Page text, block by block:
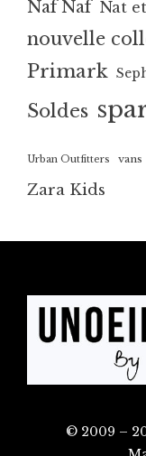
Naf Naf Nat
nouvelle
Primark
Soldes
Urban Outfitters vans
Zara Kids
© 2009 –